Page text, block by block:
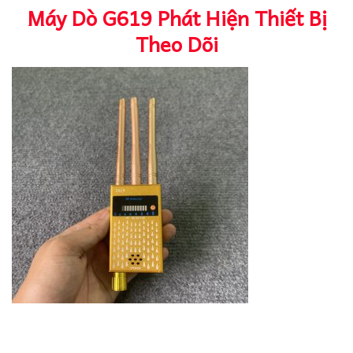
Máy Dò G619 Phát Hiện Thiết Bị
Theo Dõi